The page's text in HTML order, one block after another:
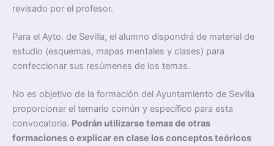
revisado por el profesor.
Para el Ayto. de Sevilla, el alumno dispondrá de material de
estudio (esquemas, mapas mentales y clases) para
confeccionar sus resúmenes de los temas.
No es objetivo de la formación del Ayuntamiento de Sevilla
proporcionar el temario común y específico para esta
convocatoria. Podrán utilizarse temas de otras
formaciones o explicar en clase los conceptos teóricos